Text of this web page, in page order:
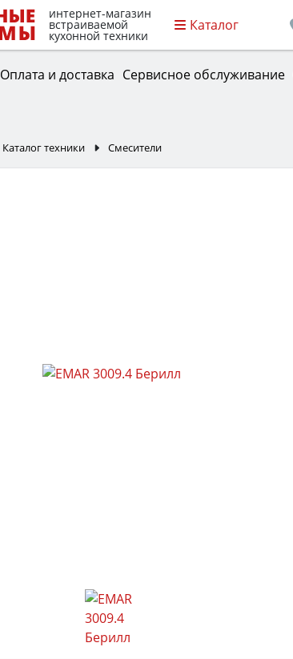
интернет-магазин
встраиваемой
кухонной техники
Каталог
Оплата и доставка Сервисное обслуживание
Каталог техники Смесители